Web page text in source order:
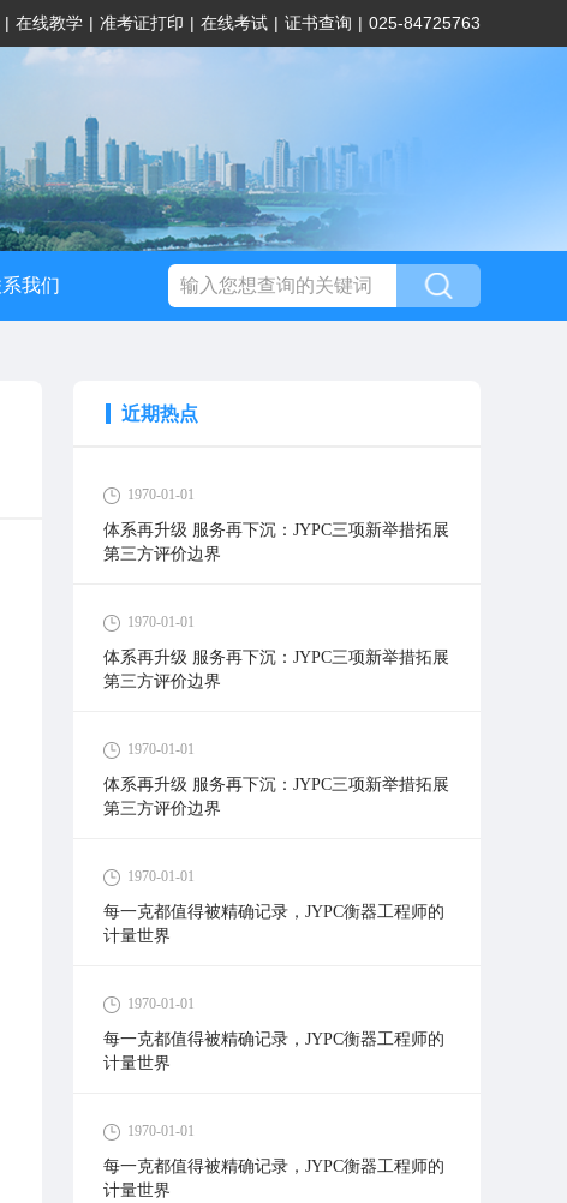
| 在线教学 | 准考证打印 | 在线考试 | 证书查询 | 025-84725763
我们
近期热点
1970-01-01
体系再升级 服务再下沉：JYPC三项新举措拓展
第三方评价边界
1970-01-01
体系再升级 服务再下沉：JYPC三项新举措拓展
第三方评价边界
1970-01-01
体系再升级 服务再下沉：JYPC三项新举措拓展
第三方评价边界
1970-01-01
每一克都值得被精确记录，JYPC衡器工程师的
计量世界
1970-01-01
每一克都值得被精确记录，JYPC衡器工程师的
计量世界
1970-01-01
每一克都值得被精确记录，JYPC衡器工程师的
计量世界